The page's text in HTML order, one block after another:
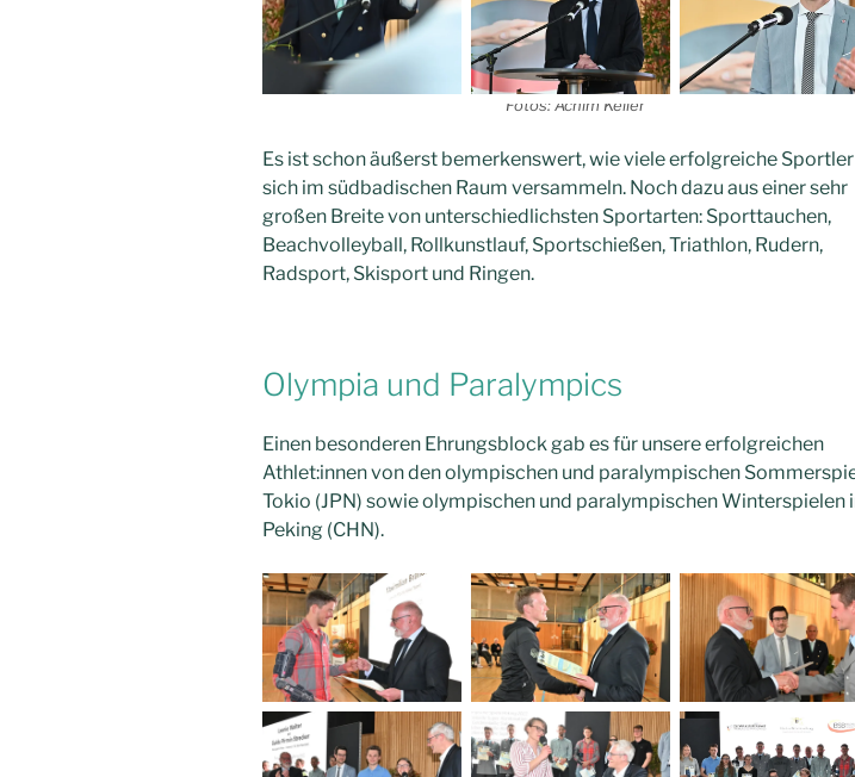
Fotos: Achim Keller
Es ist schon äußerst bemerkenswert, wie viele erfolgreiche Sportler
sich im südbadischen Raum versammeln. Noch dazu aus einer sehr
großen Breite von unterschiedlichsten Sportarten: Sporttauchen,
Beachvolleyball, Rollkunstlauf, Sportschießen, Triathlon, Rudern,
Radsport, Skisport und Ringen.
Olympia und Paralympics
Einen besonderen Ehrungsblock gab es für unsere erfolgreichen
Athlet:innen von den olympischen und paralympischen
Tokio (JPN) sowie olympischen und paralympischen Winterspielen
Peking (CHN).